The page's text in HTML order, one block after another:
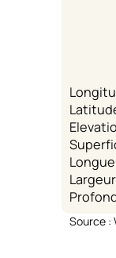
Source :